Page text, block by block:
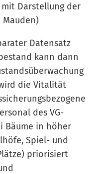
Darstellung der
Datensatz
kann dann
die Vitalität
des VG-
Bäume in höher
Spiel- und
priorisiert